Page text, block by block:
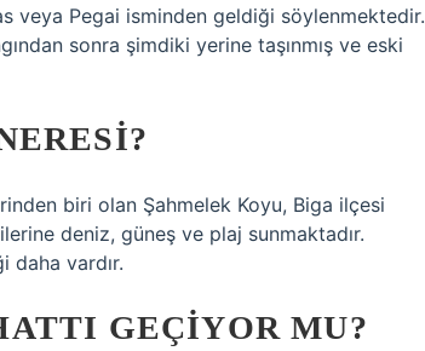
veya Pegai isminden geldiği söylenmektedir.
sonra şimdiki yerine taşınmış ve eski
biri olan Şahmelek Koyu, Biga ilçesi
deniz, güneş ve plaj sunmaktadır.
daha vardır.
GEÇIYOR MU?